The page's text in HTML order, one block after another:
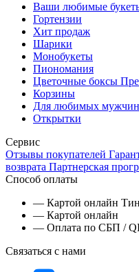
Ваши любимые
Гортензии
Хит продаж
Шарики
Монобукеты
Пиономания
Цветочные боксы
Корзины
Для любимых мужчин
Открытки
Сервис
Отзывы покупателей
возврата Партнерская
Способ оплаты
— Картой онлайн
— Картой онлайн
— Оплата по СБП /
Связаться с нами